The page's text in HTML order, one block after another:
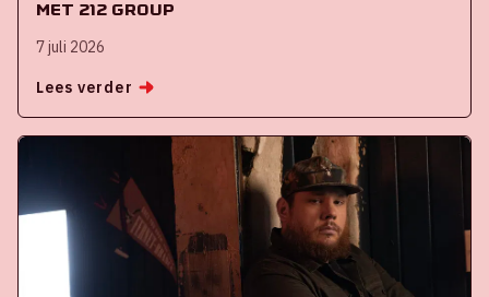
met 212 Group
7 juli 2026
Lees verder